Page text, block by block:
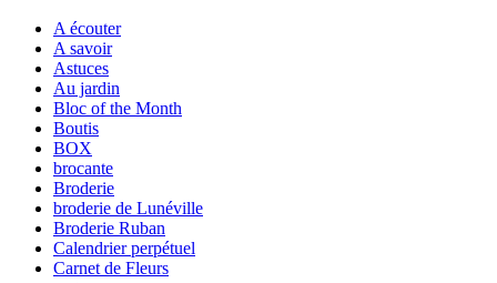
A écouter
A savoir
Astuces
Au jardin
Bloc of the Month
Boutis
BOX
brocante
Broderie
broderie de Lunéville
Broderie Ruban
Calendrier perpétuel
Carnet de Fleurs